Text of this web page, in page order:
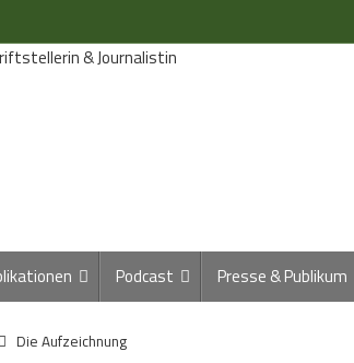
Podcast Presse & Publikum
Die Aufzeichnung